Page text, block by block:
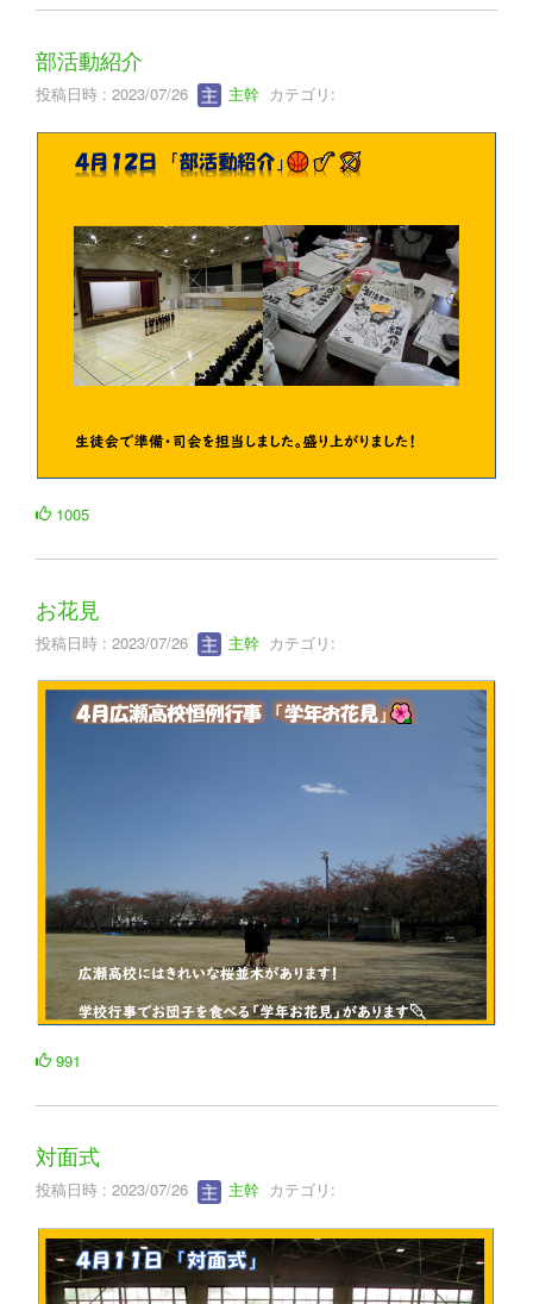
部活動紹介
投稿日時 : 2023/07/26 主幹 カテゴリ:
1005
お花見
投稿日時 : 2023/07/26 主幹 カテゴリ:
991
対面式
投稿日時 : 2023/07/26 主幹 カテゴリ: